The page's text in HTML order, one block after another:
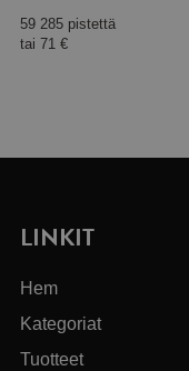
59 285 pistettä
tai 71 €
LINKIT
Hem
Kategoriat
Tuotteet